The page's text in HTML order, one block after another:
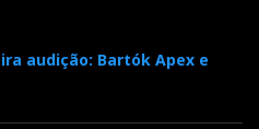
audição: Bartók Apex e